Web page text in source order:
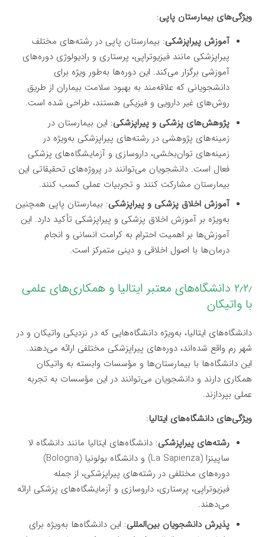
ویژگی‌های بیمارستان پاپی:
آموزش پیراپزشکی: بیمارستان پاپی در رشته‌های مختلف
پیراپزشکی مانند فیزیوتراپی، پرستاری و رادیولوژی دوره‌های
آموزشی برگزار می‌کند. این دوره‌ها به‌طور ویژه برای
دانشجویانی که علاقه‌مند به بهبود سلامت بیماران از طریق
روش‌های غیر دارویی و فیزیکی هستند، طراحی شده است.
پژوهش‌های پزشکی و پیراپزشکی: این بیمارستان در
زمینه‌های پژوهشی در رشته‌های پیراپزشکی به‌ویژه در
زمینه‌های توان‌بخشی، داروسازی و آزمایشگاه‌های پزشکی
فعال است. دانشجویان می‌توانند در پروژه‌های تحقیقاتی این
بیمارستان مشارکت کنند و تجربیات عملی کسب کنند.
آموزش اخلاق پزشکی و پیراپزشکی: بیمارستان پاپی همچنین
به‌ویژه بر آموزش اخلاق پزشکی و پیراپزشکی تأکید دارد. این
آموزش‌ها بر اهمیت احترام به کرامت انسانی و انجام
درمان‌ها با اصول اخلاقی و دینی متمرکز است.
۲٫۲٫ دانشگاه‌های معتبر ایتالیا و همکاری‌های علمی
با واتیکان
دانشگاه‌های ایتالیا، به‌ویژه دانشگاه‌هایی که در نزدیکی واتیکان و در
شهر رم واقع شده‌اند، دوره‌های پیراپزشکی مختلفی ارائه می‌دهند.
این دانشگاه‌ها با بیمارستان‌ها و مؤسسات وابسته به واتیکان
همکاری دارند و دانشجویان می‌توانند در این مؤسسات به تجربه
عملی بپردازند.
ویژگی‌های دانشگاه‌های ایتالیا:
رشته‌های پیراپزشکی: دانشگاه‌های ایتالیا مانند دانشگاه لا
ساپینزا (La Sapienza) و دانشگاه بولونیا (Bologna)
دوره‌های مختلفی در رشته‌های پیراپزشکی، از جمله
فیزیوتراپی، پرستاری، داروسازی و آزمایشگاه‌های پزشکی ارائه
می‌دهند.
پذیرش دانشجویان بین‌المللی: این دانشگاه‌ها به‌ویژه برای